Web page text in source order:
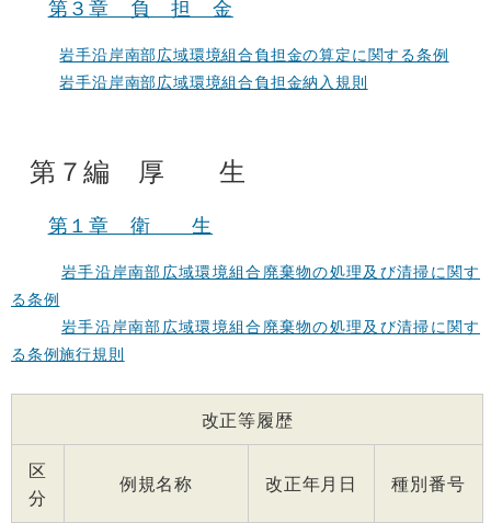
第３章 負 担 金
岩手沿岸南部広域環境組合負担金の算定に関する条例
岩手沿岸南部広域環境組合負担金納入規則
第７編 厚 生
第１章 衛 生
岩手沿岸南部広域環境組合廃棄物の処理及び清掃に関す
る条例
岩手沿岸南部広域環境組合廃棄物の処理及び清掃に関す
る条例施行規則
改正等履歴
区
分
例規名称 改正年月日 種別番号